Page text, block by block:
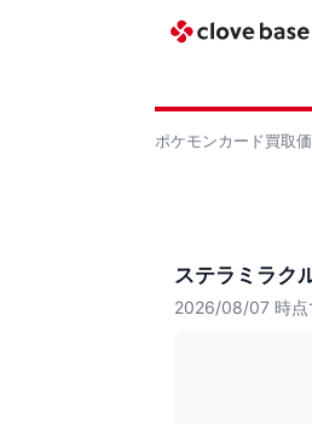
ポケモンカード買取
ステラミラク
2026/08/07 時点